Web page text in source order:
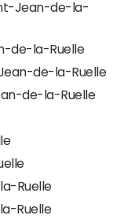
Jean-de-la-
de-la-Ruelle
de-la-Ruelle
de-la-Ruelle
Ruelle
Ruelle